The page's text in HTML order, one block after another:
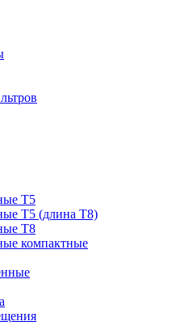
T5
T5 (длина T8)
T8
компактные